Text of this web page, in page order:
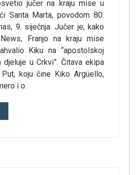
jučer na kraju mise u
Santa Marta, povodom 80.
9. siječnja. Jučer je, kako
Franjo na kraju mise
Kiku na “apostolskoj
u Crkvi”. Čitava ekipa
koju čine Kiko Argüello,
i o.